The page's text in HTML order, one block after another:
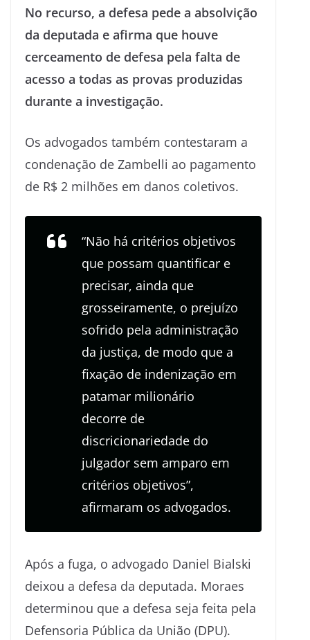
No recurso, a defesa pede a absolvição
da deputada e afirma que houve
cerceamento de defesa pela falta de
acesso a todas as provas produzidas
durante a investigação.
Os advogados também contestaram a
condenação de Zambelli ao pagamento
de R$ 2 milhões em danos coletivos.
“Não há critérios objetivos
que possam quantificar e
precisar, ainda que
grosseiramente, o prejuízo
sofrido pela administração
da justiça, de modo que a
fixação de indenização em
patamar milionário
decorre de
discricionariedade do
julgador sem amparo em
critérios objetivos”,
afirmaram os advogados.
Após a fuga, o advogado Daniel Bialski
deixou a defesa da deputada. Moraes
determinou que a defesa seja feita pela
Defensoria Pública da União (DPU).